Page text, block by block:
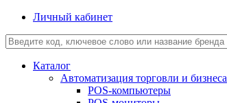
Личный кабинет
Каталог
Автоматизация торговли и бизнеса
POS-компьютеры